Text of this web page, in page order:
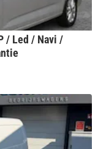
/ Led / Navi /